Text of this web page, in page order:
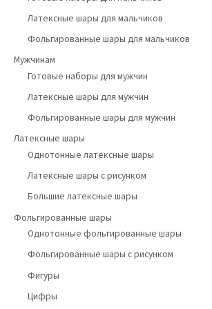
Латексные шары для мальчиков
Фольгированные шары для мальчиков
Мужчинам
Готовые наборы для мужчин
Латексные шары для мужчин
Фольгированные шары для мужчин
Латексные шары
Однотонные латексные шары
Латексные шары с рисунком
Большие латексные шары
Фольгированные шары
Однотонные фольгированные шары
Фольгированные шары с рисунком
Фигуры
Цифры